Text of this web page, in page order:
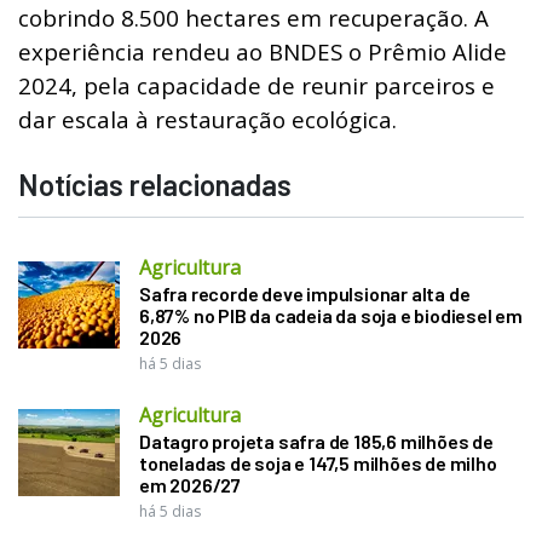
cobrindo 8.500 hectares em recuperação. A
experiência rendeu ao BNDES o Prêmio Alide
2024, pela capacidade de reunir parceiros e
dar escala à restauração ecológica.
Notícias relacionadas
Agricultura
Safra recorde deve impulsionar alta de
6,87% no PIB da cadeia da soja e biodiesel em
2026
há 5 dias
Agricultura
Datagro projeta safra de 185,6 milhões de
toneladas de soja e 147,5 milhões de milho
em 2026/27
há 5 dias